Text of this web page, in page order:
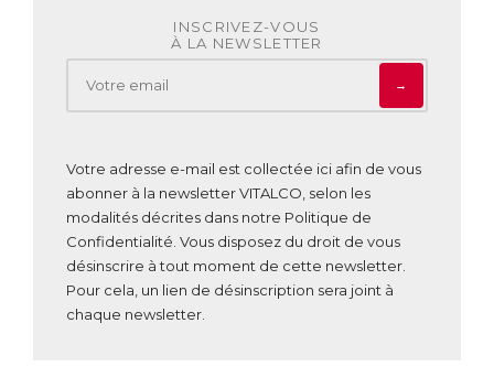
INSCRIVEZ-VOUS
À LA NEWSLETTER
→
Votre adresse e-mail est collectée ici afin de vous
abonner à la newsletter VITALCO, selon les
modalités décrites dans notre Politique de
Confidentialité. Vous disposez du droit de vous
désinscrire à tout moment de cette newsletter.
Pour cela, un lien de désinscription sera joint à
chaque newsletter.